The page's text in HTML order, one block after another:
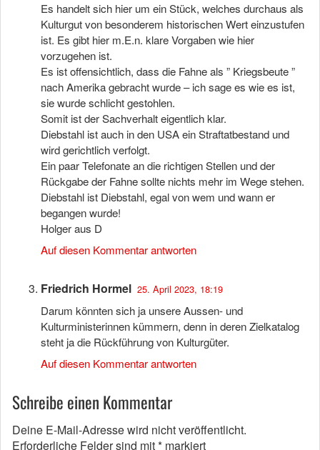
Es handelt sich hier um ein Stück, welches durchaus als
Kulturgut von besonderem historischen Wert einzustufen
ist. Es gibt hier m.E.n. klare Vorgaben wie hier
vorzugehen ist.
Es ist offensichtlich, dass die Fahne als ” Kriegsbeute ”
nach Amerika gebracht wurde – ich sage es wie es ist,
sie wurde schlicht gestohlen.
Somit ist der Sachverhalt eigentlich klar.
Diebstahl ist auch in den USA ein Straftatbestand und
wird gerichtlich verfolgt.
Ein paar Telefonate an die richtigen Stellen und der
Rückgabe der Fahne sollte nichts mehr im Wege stehen.
Diebstahl ist Diebstahl, egal von wem und wann er
begangen wurde!
Holger aus D
Auf diesen Kommentar antworten
Friedrich Hormel 25. April 2023, 18:19
Darum könnten sich ja unsere Aussen- und
Kulturministerinnen kümmern, denn in deren Zielkatalog
steht ja die Rückführung von Kulturgüter.
Auf diesen Kommentar antworten
Schreibe einen Kommentar
Deine E-Mail-Adresse wird nicht veröffentlicht.
Erforderliche Felder sind mit* markiert